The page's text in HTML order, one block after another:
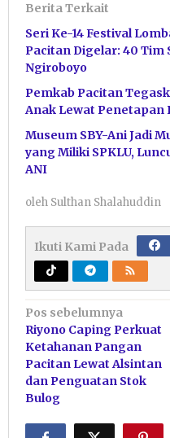
Berita Terkait
Seri Ke-14 Festival
Pacitan Digelar: 40 Tim
Ngiroboyo
Pemkab Pacitan
Anak Lewat Penetapan
Museum SBY-Ani Jadi
yang Miliki SPKLU,
ANI
oleh Sulthan Shalahuddin
Ikuti Kami Pada
Navigasi
pos
Pos sebelumnya
Riyono Caping Perkuat
Ketahanan Pangan
Pacitan Lewat Alsintan
dan Penguatan Stok
Bulog